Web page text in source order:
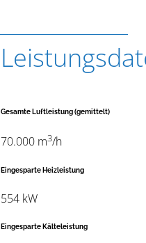
Gesamte Luftleistung (gemittelt)
70.000 m3/h
Eingesparte Heizleistung
554 kW
Eingesparte Kälteleistung